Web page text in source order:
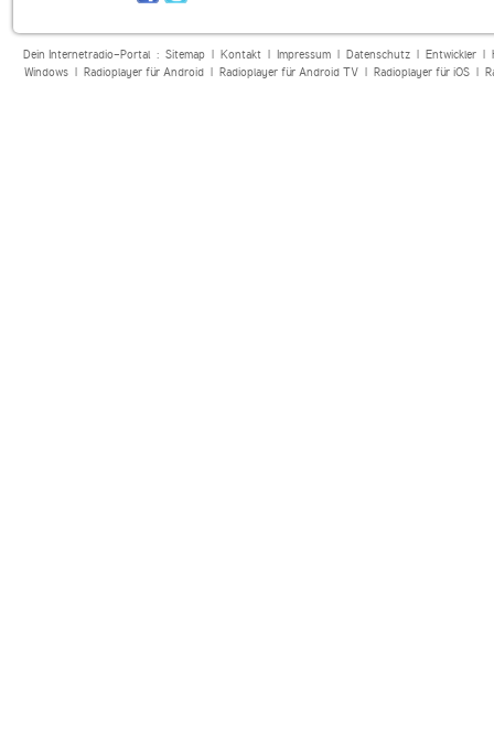
Dein Internetradio-Portal : Sitemap| Kontakt| Impressum| Datenschutz| Entwickler|
Windows| Radioplayer für Android| Radioplayer für Android TV| Radioplayer für iOS|